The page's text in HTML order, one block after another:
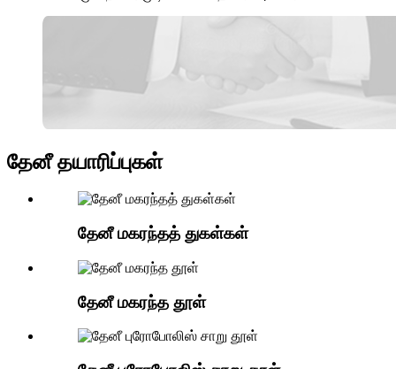
தேனீ தயாரிப்புகள்
தேனீ மகரந்தத் துகள்கள்
தேனீ மகரந்த தூள்